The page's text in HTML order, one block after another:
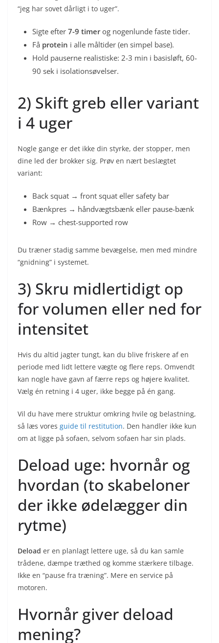
“jeg har sovet dårligt i to uger”.
Sigte efter 7-9 timerog nogenlunde faste tider.
Få protein i alle måltider (en simpel base).
Hold pauserne realistiske: 2-3 min i basisløft, 60-
90 sek i isolationsøvelser.
2) Skift greb eller variant
i 4 uger
Nogle gange er det ikke din styrke, der stopper, men
dine led der brokker sig. Prøv en nært beslægtet
variant:
Back squat → front squat eller safety bar
Bænkpres → håndvægtsbænk eller pause-bænk
Row → chest-supported row
Du træner stadig samme bevægelse, men med mindre
“gnidning” i systemet.
3) Skru midlertidigt op
for volumen eller ned for
intensitet
Hvis du altid jagter tungt, kan du blive friskere af en
periode med lidt lettere vægte og flere reps. Omvendt
kan nogle have gavn af færre reps og højere kvalitet.
Vælg én retning i 4 uger, ikke begge på én gang.
Vil du have mere struktur omkring hvile og belastning,
så læs vores guide til restitution. Den handler ikke kun
om at ligge på sofaen, selvom sofaen har sin plads.
Deload uge: hvornår og
hvordan (to skabeloner
der ikke ødelægger din
rytme)
Deload er en planlagt lettere uge, så du kan samle
trådene, dæmpe træthed og komme stærkere tilbage.
Ikke en “pause fra træning”. Mere en service på
motoren.
Hvornår giver deload
mening?